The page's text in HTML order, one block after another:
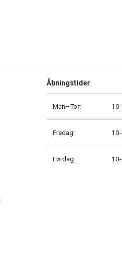
Åbningstider
Man–Tor:
Fredag:
Lørdag: